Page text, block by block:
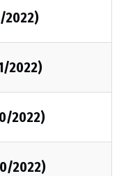
2022)
2022)
2022)
2022)